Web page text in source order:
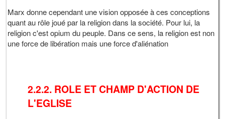
Marx donne cependant une vision opposée à ces conceptions
quant au rôle joué par la religion dans la société. Pour lui, la
religion c'est opium du peuple. Dans ce sens, la religion est non
une force de libération mais une force d'aliénation
2.2.2. ROLE ET CHAMP D'ACTION DE
L'EGLISE